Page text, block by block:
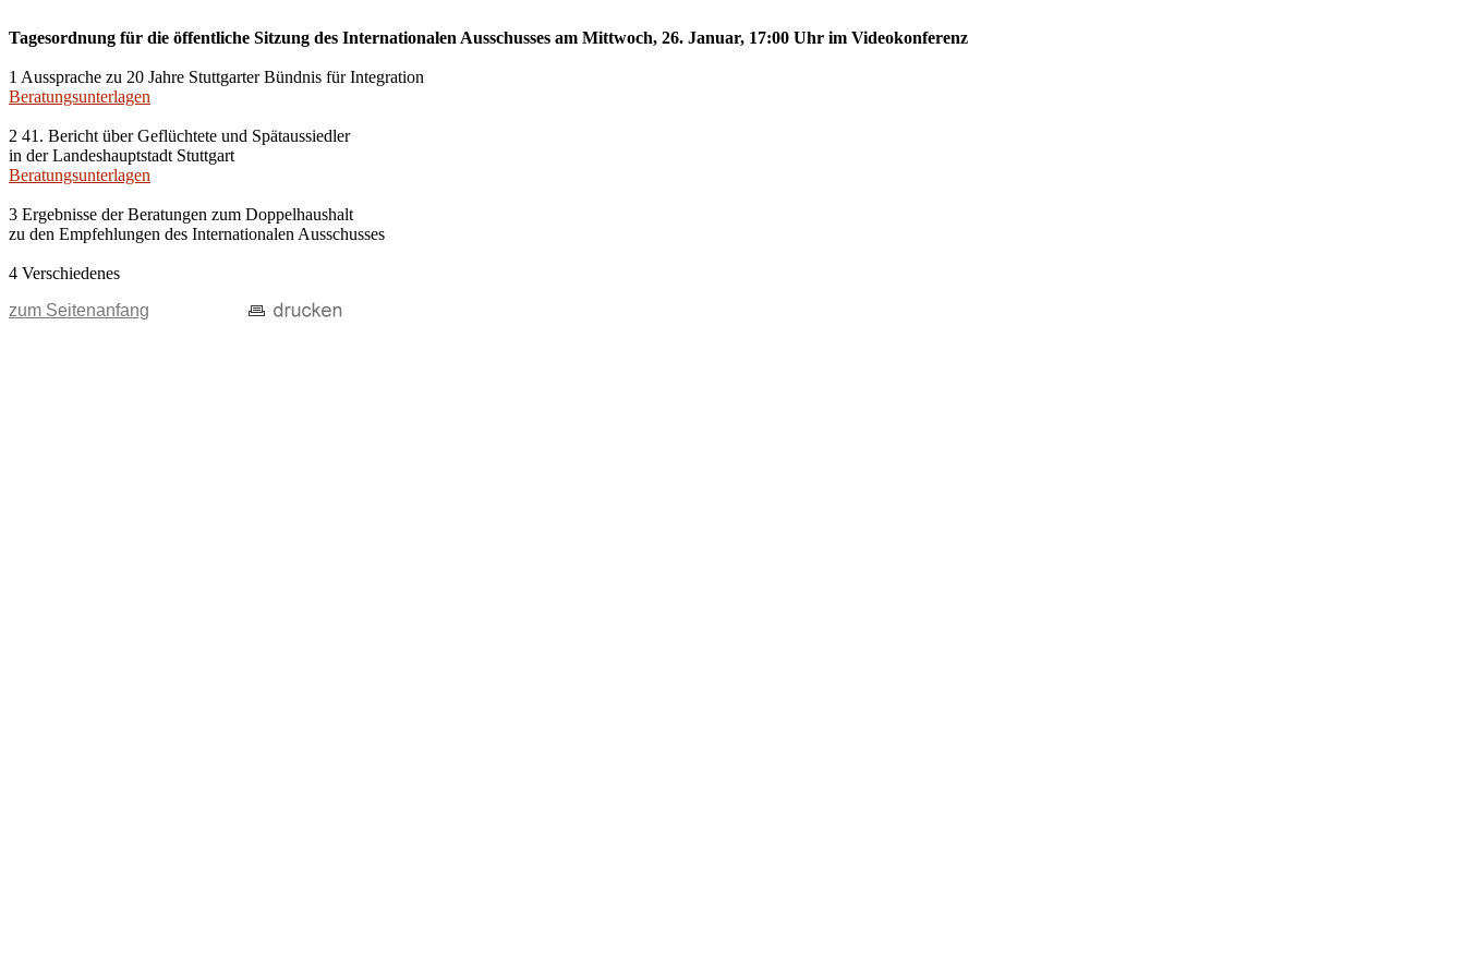
Tagesordnung für die öffentliche Sitzung des Internationalen Ausschusses am Mittwoch, 26. Januar, 17:00 Uhr im Videokonferenz
1 Aussprache zu 20 Jahre Stuttgarter Bündnis für Integration
Beratungsunterlagen
2 41. Bericht über Geflüchtete und Spätaussiedler
in der Landeshauptstadt Stuttgart
Beratungsunterlagen
3 Ergebnisse der Beratungen zum Doppelhaushalt
zu den Empfehlungen des Internationalen Ausschusses
4 Verschiedenes
zum Seitenanfang